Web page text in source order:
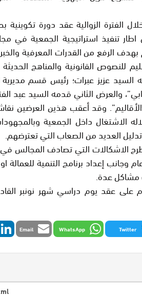
الفترة الزوالية عقد دورة
تنفيذ استراتيجية الجمعية في
الرفع من القدرات المعرفية
للنصوص القانونية والمناهج
عزيز عبرات؛ رئيس قسم مديرية
والعرض الثاني قدمه السيد عبد
وقد أعقب هذين العرضين
الاشتغال داخل الجمعية
العديد من الصعاب التي تعترضهم.
الاشكالات التي تصادف المجالس
112.14 بشكل عام وجانب إعداد برنامج
مشاكل عدة.
على عقد يوم دراسي شهر نونبر
Twitter
WhatsApp
Email